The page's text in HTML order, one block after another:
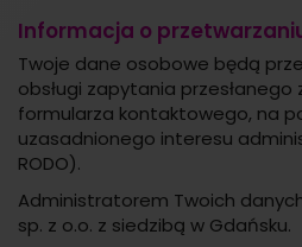
Informacja o
Twoje dane osobowe będą
obsługi zapytania
formularza kontaktowego, na
uzasadnionego interesu
RODO).
Administratorem Twoich
sp. z o.o. z siedzibą w Gdańsku.